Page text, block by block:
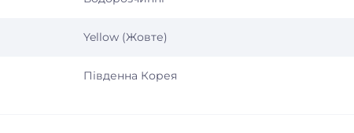
Yellow (Жовте)
Південна Корея